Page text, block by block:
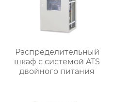
Распределительный
шкаф с системой ATS
двойного питания